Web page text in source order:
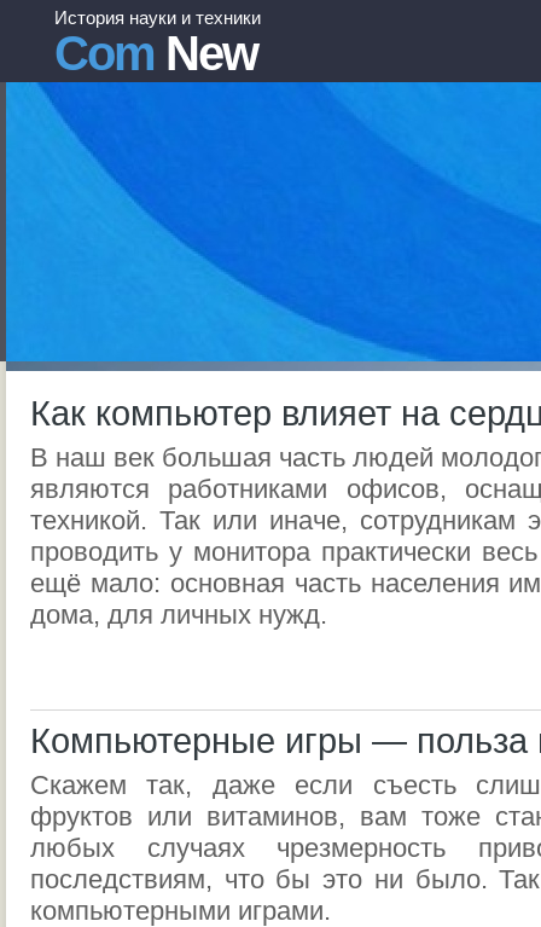
История науки и техники
Com New
Как компьютер влияет на
В наш век большая часть людей
являются работниками офисов,
техникой. Так или иначе, сотрудникам
проводить у монитора практически
ещё мало: основная часть населения
дома, для личных нужд.
Компьютерные игры — польза
Скажем так, даже если съесть
фруктов или витаминов, вам тоже
любых случаях чрезмерность
последствиям, что бы это ни было.
компьютерными играми.